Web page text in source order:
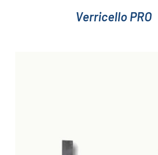
Verricello PRO